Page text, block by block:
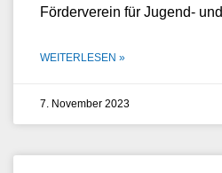
Förderverein für Jugend- und
WEITERLESEN »
7. November 2023